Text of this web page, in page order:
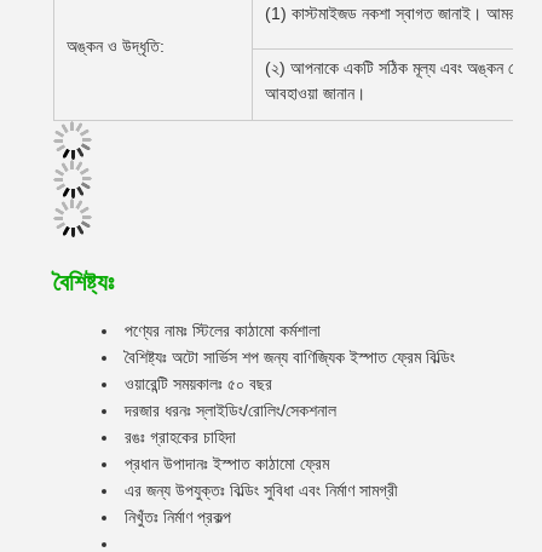
অঙ্কন ও উদ্ধৃতি:
(1) কাস্টমাইজড নকশা স্বাগত জানাই। আমরা
(২) আপনাকে একটি সঠিক মূল্য এবং অঙ্কন
আবহাওয়া জানান।
বৈশিষ্ট্যঃ
পণ্যের নামঃ স্টিলের কাঠামো কর্মশালা
বৈশিষ্ট্যঃ অটো সার্ভিস শপ জন্য বাণিজ্যিক ইস্পাত ফ্রেম বিল্ডিং
ওয়ারেন্টি সময়কালঃ ৫০ বছর
দরজার ধরনঃ স্লাইডিং/রোলিং/সেকশনাল
রঙঃ গ্রাহকের চাহিদা
প্রধান উপাদানঃ ইস্পাত কাঠামো ফ্রেম
এর জন্য উপযুক্তঃ বিল্ডিং সুবিধা এবং নির্মাণ সামগ্রী
নিখুঁতঃ নির্মাণ প্রকল্প